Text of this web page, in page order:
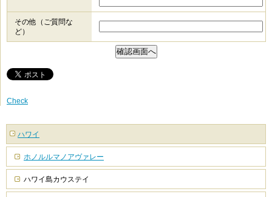
その他（ご質問な
ど）
Check
ハワイ
ホノルルマノアヴァレー
ハワイ島カウステイ